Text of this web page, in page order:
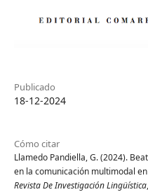
Publicado
18-12-2024
Cómo citar
Llamedo Pandiella, G. (2024).
en la comunicación multimodal
Revista De Investigación Lingüística,